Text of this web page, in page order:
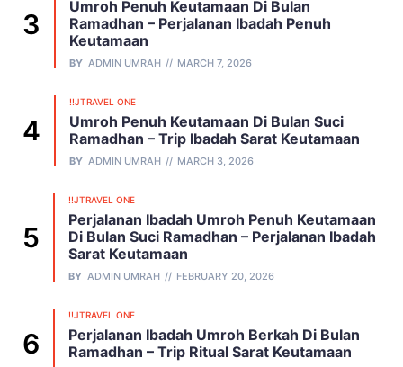
Umroh Penuh Keutamaan Di Bulan
Ramadhan – Perjalanan Ibadah Penuh
Keutamaan
BY ADMIN UMRAH MARCH 7, 2026
!!JTRAVEL ONE
Umroh Penuh Keutamaan Di Bulan Suci
Ramadhan – Trip Ibadah Sarat Keutamaan
BY ADMIN UMRAH MARCH 3, 2026
!!JTRAVEL ONE
Perjalanan Ibadah Umroh Penuh Keutamaan
Di Bulan Suci Ramadhan – Perjalanan Ibadah
Sarat Keutamaan
BY ADMIN UMRAH FEBRUARY 20, 2026
!!JTRAVEL ONE
Perjalanan Ibadah Umroh Berkah Di Bulan
Ramadhan – Trip Ritual Sarat Keutamaan